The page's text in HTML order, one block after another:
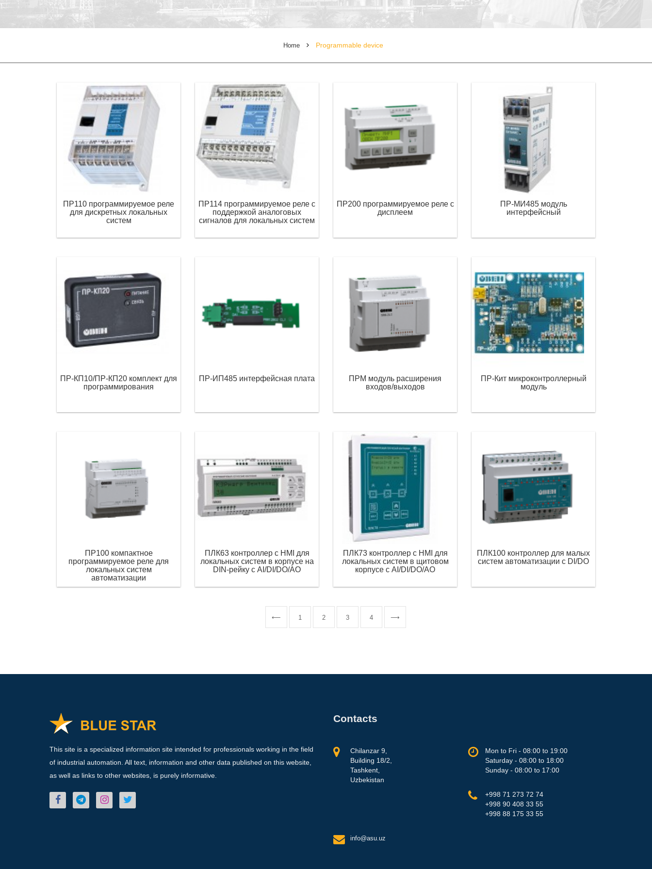
Home Programmable device
ПР110 программируемое реле
для дискретных локальных
систем
ПР114 программируемое реле с
поддержкой аналоговых
сигналов для локальных систем
ПР200 программируемое реле с
дисплеем
ПР-МИ485 модуль
интерфейсный
ПР-КП10/ПР-КП20 комплект для
программирования
ПР-ИП485 интерфейсная плата
ПРМ модуль расширения
входов/выходов
ПР-Кит микроконтроллерный
модуль
ПР100 компактное
программируемое реле для
локальных систем
автоматизации
ПЛК63 контроллер с HMI для
локальных систем в корпусе на
DIN-рейку с AI/DI/DO/AO
ПЛК73 контроллер с HMI для
локальных систем в щитовом
корпусе с AI/DI/DO/AO
ПЛК100 контроллер для малых
систем автоматизации с DI/DO
⟵ 1 2 3 4 ⟶
This site is a specialized information site intended for professionals working in the field
of industrial automation. All text, information and other data published on this website,
as well as links to other websites, is purely informative.
Contacts
Chilanzar 9,
Building 18/2,
Tashkent,
Uzbekistan
Mon to Fri - 08:00 to 19:00
Saturday - 08:00 to 18:00
Sunday - 08:00 to 17:00
+998 71 273 72 74
+998 90 408 33 55
+998 88 175 33 55
info@asu.uz